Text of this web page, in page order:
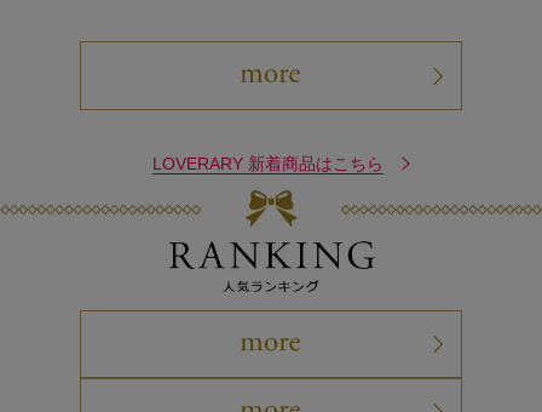
LOVERARY 新着商品はこちら